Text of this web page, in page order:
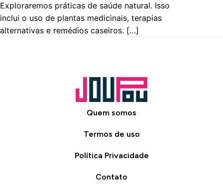
Exploraremos práticas de saúde natural. Isso
inclui o uso de plantas medicinais, terapias
alternativas e remédios caseiros. […]
Quem somos
Termos de uso
Política Privacidade
Contato